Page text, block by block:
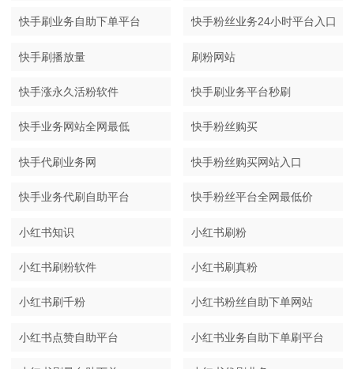
快手刷业务自助下单平台 快手粉丝业务24小时平台入口
快手刷播放量 刷粉网站
快手涨永久活粉软件 快手刷业务平台秒刷
快手业务网站全网最低 快手粉丝购买
快手代刷业务网 快手粉丝购买网站入口
快手业务代刷自助平台 快手粉丝平台全网最低价
小红书知识 小红书刷粉
小红书刷粉软件 小红书刷真粉
小红书刷千粉 小红书粉丝自助下单网站
小红书点赞自助平台 小红书业务自助下单刷平台